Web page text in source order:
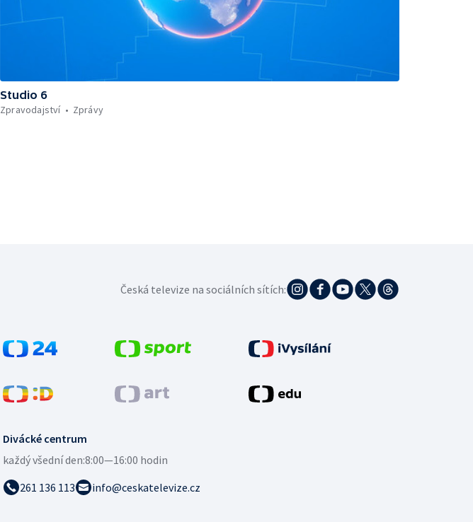
Studio 6
Zpravodajství
Zprávy
Divácké centrum
každý všední den:8:00—16:00 hodin
261 136 113
info@ceskatelevize.cz
Česká televize na sociálních sítích: